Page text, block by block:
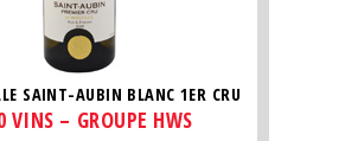
SAINT-AUBIN BLANC 1ER CRU
VINS – GROUPE HWS